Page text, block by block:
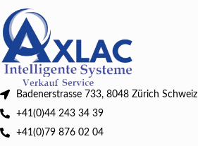
Badenerstrasse 733, 8048 Zürich Schweiz
+41(0)44 243 34 39
+41(0)79 876 02 04